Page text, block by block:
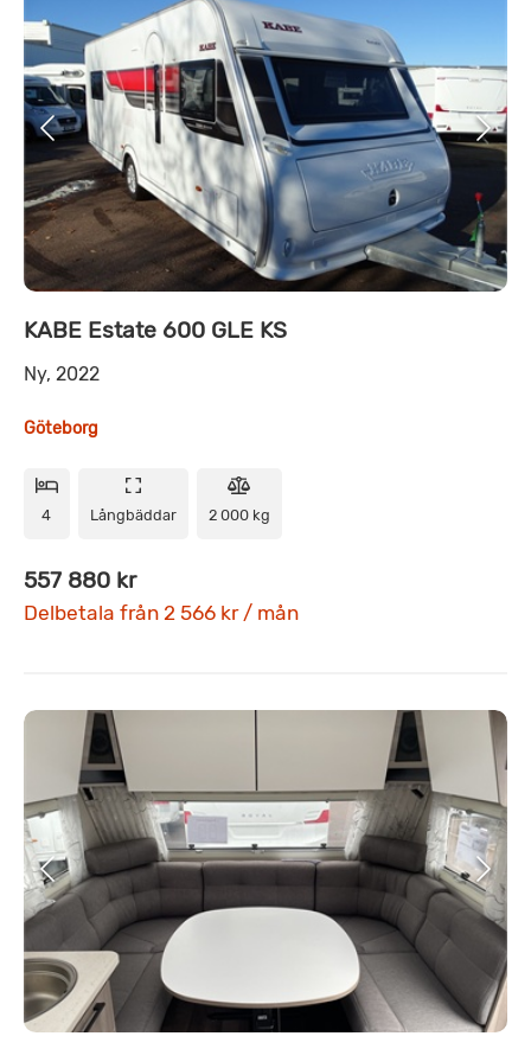
KABE Estate 600 GLE KS
Ny, 2022
Göteborg
4 Långbäddar 2 000 kg
557 880 kr
Delbetala från 2 566 kr / mån